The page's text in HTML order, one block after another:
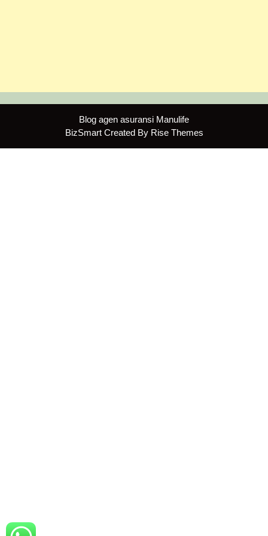
Blog agen asuransi Manulife
BizSmart Created By Rise Themes